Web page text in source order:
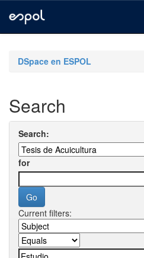
navigationDSpace en ESPOL
Search
Search:
for
Current filters: